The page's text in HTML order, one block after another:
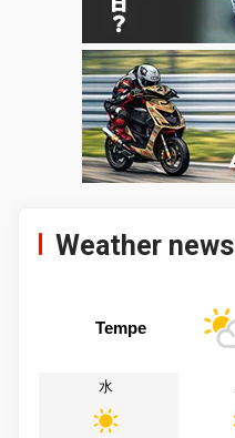
Weather news
Tempe
水